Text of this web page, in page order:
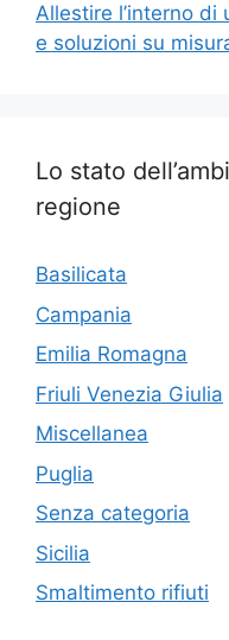
Allestire l’interno di
e soluzioni su
Lo stato
regione
Basilicata
Campania
Emilia Romagna
Friuli Venezia Giulia
Miscellanea
Puglia
Senza categoria
Sicilia
Smaltimento rifiuti